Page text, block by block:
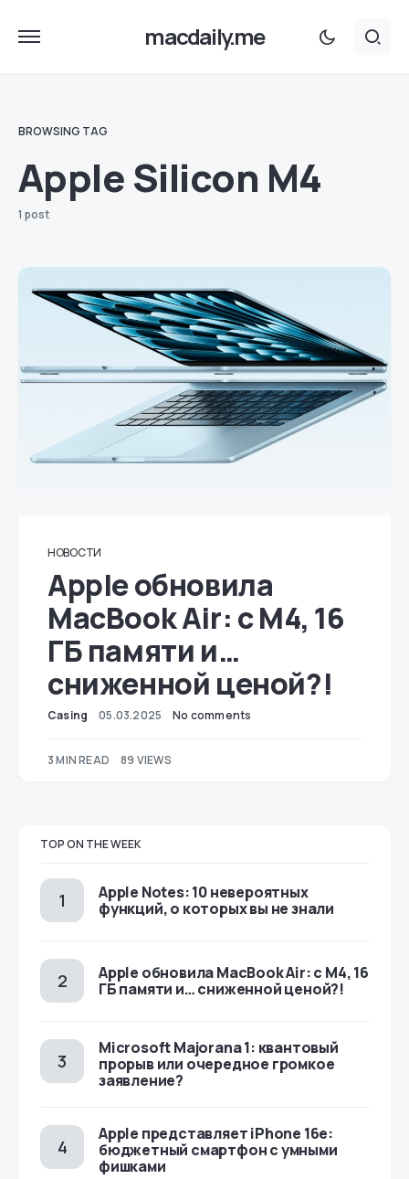
macdaily.me
BROWSING TAG
Apple Silicon M4
1 post
НОВОСТИ
Apple обновила
MacBook Air: с M4, 16
ГБ памяти и…
сниженной ценой?!
Casing 05.03.2025 No comments
3 MIN READ 89 VIEWS
TOP ON THE WEEK
Apple Notes: 10 невероятных
функций, о которых вы не знали
Apple обновила MacBook Air: с M4, 16
ГБ памяти и… сниженной ценой?!
Microsoft Majorana 1: квантовый
прорыв или очередное громкое
заявление?
Apple представляет iPhone 16e:
бюджетный смартфон с умными
фишками